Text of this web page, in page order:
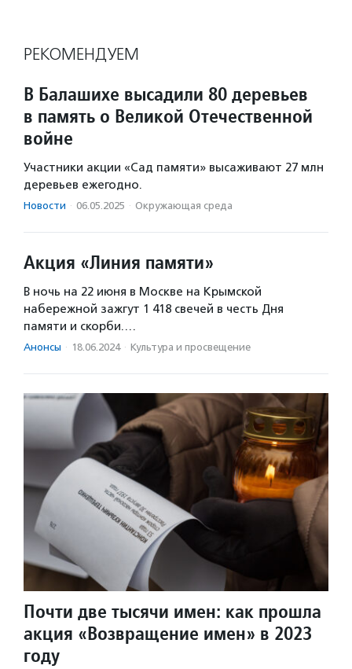
РЕКОМЕНДУЕМ
В Балашихе высадили 80 деревьев
в память о Великой Отечественной
войне
Участники акции «Сад памяти» высаживают 27 млн
деревьев ежегодно.
Новости · 06.05.2025 · Окружающая среда
Акция «Линия памяти»
В ночь на 22 июня в Москве на Крымской
набережной зажгут 1 418 свечей в честь Дня
памяти и скорби.…
Анонсы · 18.06.2024 · Культура и просвещение
Почти две тысячи имен: как прошла
акция «Возвращение имен» в 2023
году